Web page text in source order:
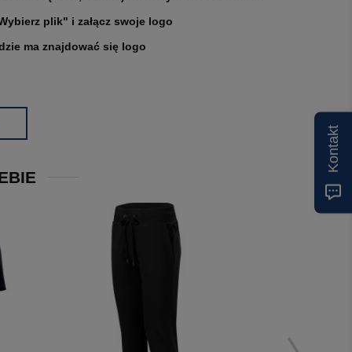
plik" i załącz swoje logo
ma znajdować się logo
Kontakt